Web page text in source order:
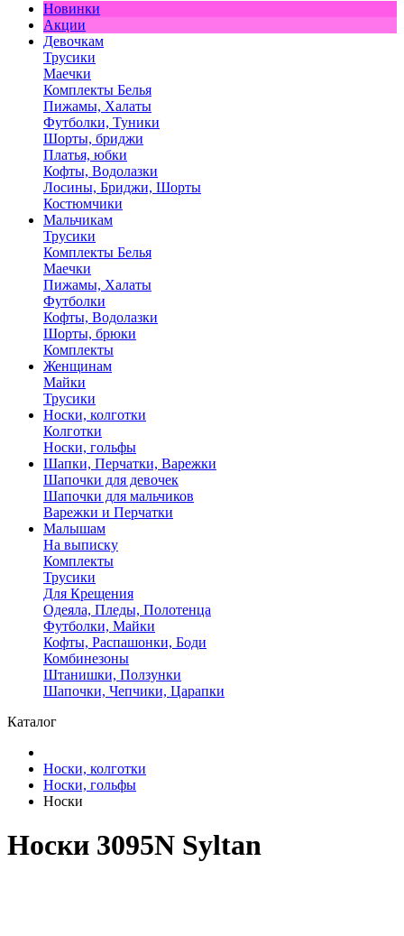
Новинки
Акции
Девочкам
Трусики
Маечки
Комплекты Белья
Пижамы, Халаты
Футболки, Туники
Шорты, бриджи
Платья, юбки
Кофты, Водолазки
Лосины, Бриджи, Шорты
Костюмчики
Мальчикам
Трусики
Комплекты Белья
Маечки
Пижамы, Халаты
Футболки
Кофты, Водолазки
Шорты, брюки
Комплекты
Женщинам
Майки
Трусики
Носки, колготки
Колготки
Носки, гольфы
Шапки, Перчатки, Варежки
Шапочки для девочек
Шапочки для мальчиков
Варежки и Перчатки
Малышам
На выписку
Комплекты
Трусики
Для Крещения
Одеяла, Пледы, Полотенца
Футболки, Майки
Кофты, Распашонки, Боди
Комбинезоны
Штанишки, Ползунки
Шапочки, Чепчики, Царапки
Каталог
Носки, колготки
Носки, гольфы
Носки
Носки 3095N Syltan